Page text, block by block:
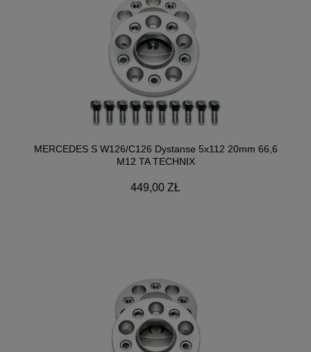
MERCEDES S W126/C126 Dystanse 5x112 20mm 66,6
M12 TA TECHNIX
449,00 ZŁ